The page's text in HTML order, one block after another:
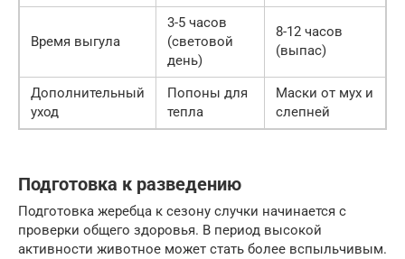
Время выгула
3-5 часов
(световой
день)
8-12 часов
(выпас)
Дополнительный
уход
Попоны для
тепла
Маски от мух и
слепней
Подготовка к разведению
Подготовка жеребца к сезону случки начинается с
проверки общего здоровья. В период высокой
активности животное может стать более вспыльчивым.